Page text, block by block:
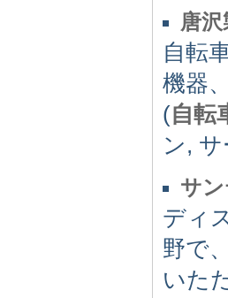
唐
自転
機器
(自転
ン,
サ
ディ
野で
いた